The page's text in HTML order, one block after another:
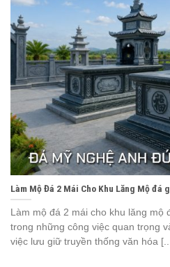
Làm Mộ Đá 2 Mái Cho Khu Lăng Mộ đá
Làm mộ đá 2 mái cho khu lăng mộ
trong những công việc quan trọng
việc lưu giữ truyền thống văn hóa